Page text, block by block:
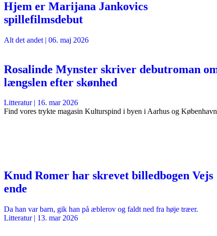
Hjem er Marijana Jankovics
spillefilmsdebut
Alt det andet | 06. maj 2026
Rosalinde Mynster skriver debutroman
længslen efter skønhed
Litteratur| 16. mar 2026
Find vores trykte magasin Kulturspind i byen i Aarhus og København
Knud Romer har skrevet billedbogen Vejs
ende
Da han var barn, gik han på æblerov og faldt ned fra høje træer.
Litteratur| 13. mar 2026